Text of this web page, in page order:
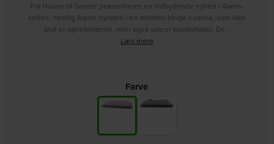
Fra House of Sander præsenteres en indbydende nyhed i Aaron-
serien, nemlig Aaron hynden i en attraktiv beige nuance, som ikke
blot er iøjnefaldende, men også yderst komfortabel. De…
Læs mere
Farve